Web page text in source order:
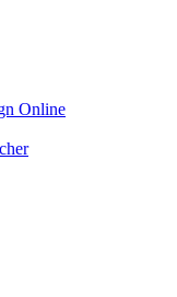
Online